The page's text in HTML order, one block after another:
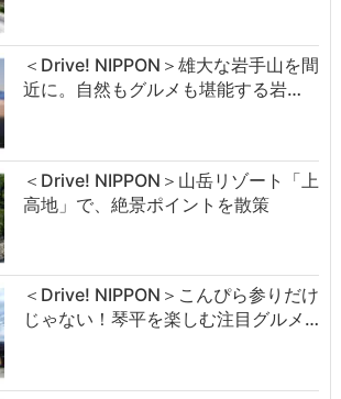
＜Drive! NIPPON＞雄大な岩手山を間
近に。自然もグルメも堪能する岩…
＜Drive! NIPPON＞山岳リゾート「上
高地」で、絶景ポイントを散策
＜Drive! NIPPON＞こんぴら参りだけ
じゃない！琴平を楽しむ注目グルメ…